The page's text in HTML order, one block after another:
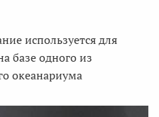
используется для
базе одного из
океанариума